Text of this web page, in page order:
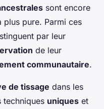
sont encore
plus pure. Parmi ces
par leur
de leur
communautaire.
de tissage dans les
techniques uniques et